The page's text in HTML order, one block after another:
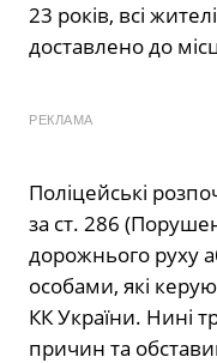
23 років, всі
доставлено до
РЕКЛАМА
Поліцейські
за ст. 286
дорожнього руху
особами, які
КК України. Нині
причин та